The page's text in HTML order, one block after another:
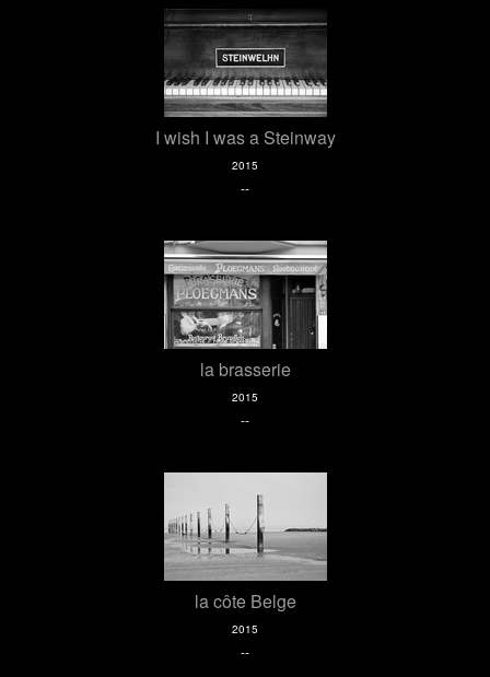
I wish I was a Steinway
2015
--
la brasserie
2015
--
la côte Belge
2015
--